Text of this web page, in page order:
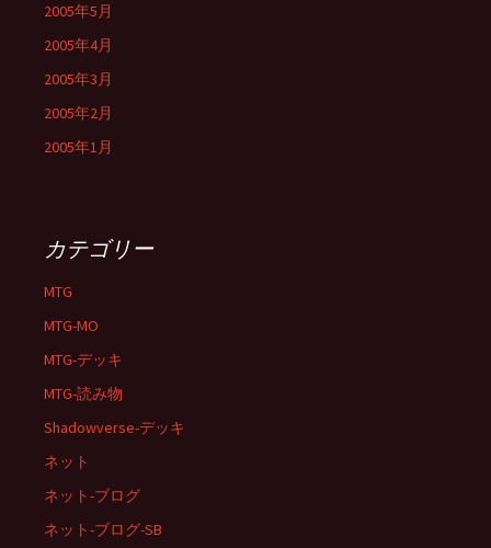
2005年5月
2005年4月
2005年3月
2005年2月
2005年1月
カテゴリー
MTG
MTG-MO
MTG-デッキ
MTG-読み物
Shadowverse-デッキ
ネット
ネット-ブログ
ネット-ブログ-SB